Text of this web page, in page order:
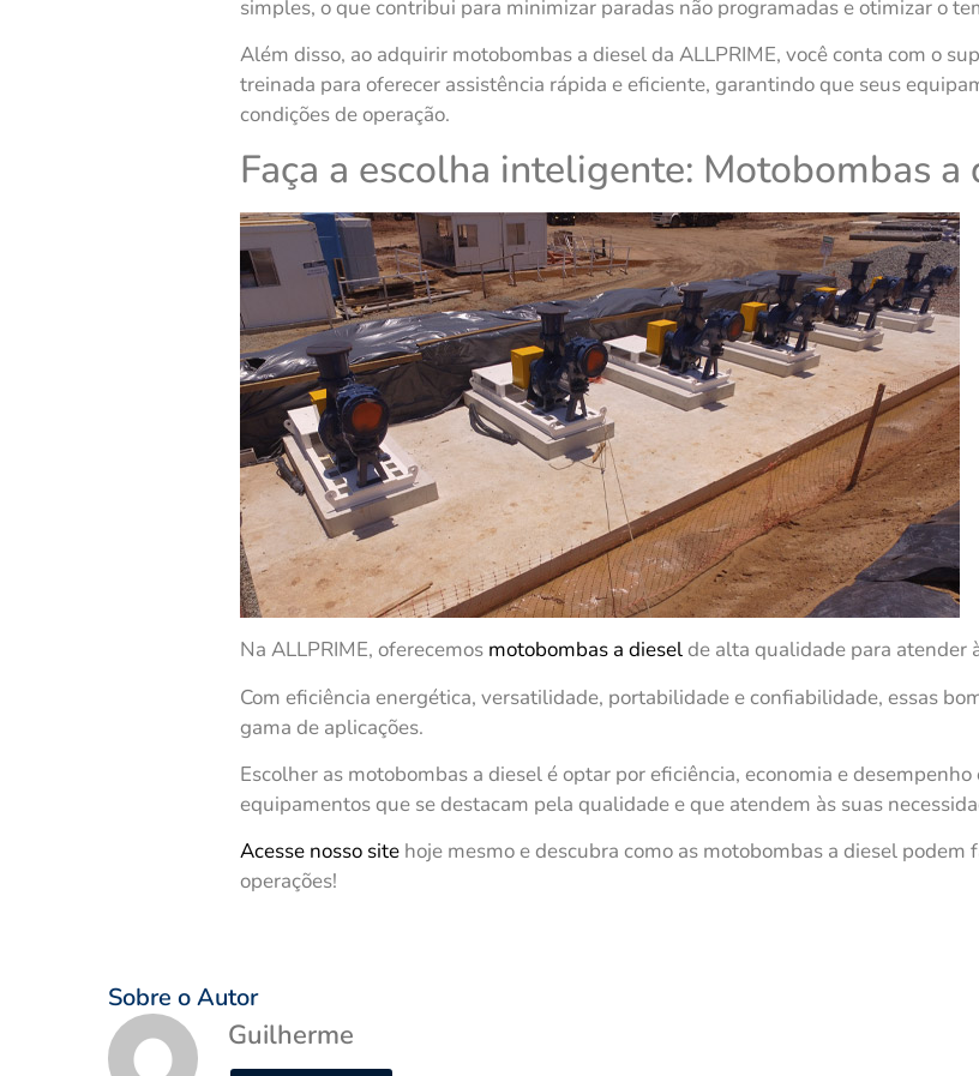
simples, o que contribui para minimizar paradas não programadas e otimizar o
Além disso, ao adquirir motobombas a diesel da ALLPRIME, você conta com o
treinada para oferecer assistência rápida e eficiente, garantindo que seus
condições de operação.
Faça a escolha inteligente: Motobombas a
Na ALLPRIME, oferecemos motobombas a dieselde alta qualidade para atender
Com eficiência energética, versatilidade, portabilidade e confiabilidade, essas
gama de aplicações.
Escolher as motobombas a diesel é optar por eficiência, economia e
equipamentos que se destacam pela qualidade e que atendem às suas
Acesse nosso site hoje mesmo e descubra como as motobombas a diesel podem
operações!
Sobre o Autor
Guilherme